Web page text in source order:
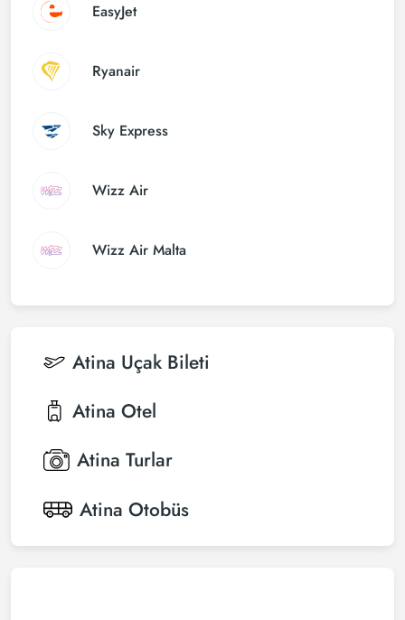
EasyJet
Ryanair
Sky Express
Wizz Air
Wizz Air Malta
Atina Uçak Bileti
Atina Otel
Atina Turlar
Atina Otobüs